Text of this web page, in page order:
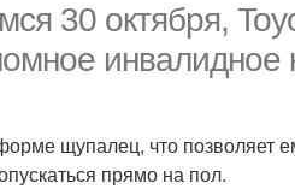
30 октября,
инвалидное
щупалец, что позволяет
прямо на пол.